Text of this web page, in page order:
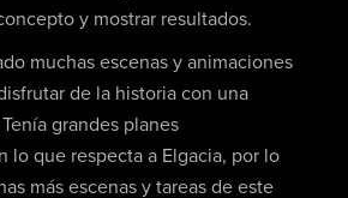
y mostrar resultados.
muchas escenas y animaciones
de la historia con una
grandes planes
lo que respecta a Elgacia, por lo
más escenas y tareas de este